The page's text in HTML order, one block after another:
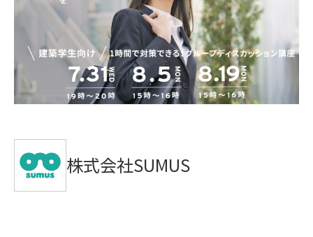
株式会社SUMUS